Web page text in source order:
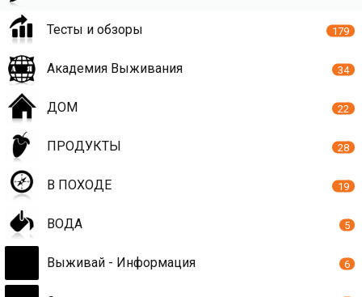
Тесты и обзоры 179
Академия Выживания 34
ДОМ 22
ПРОДУКТЫ 28
В ПОХОДЕ 19
ВОДА 5
Выживай - Информация 6